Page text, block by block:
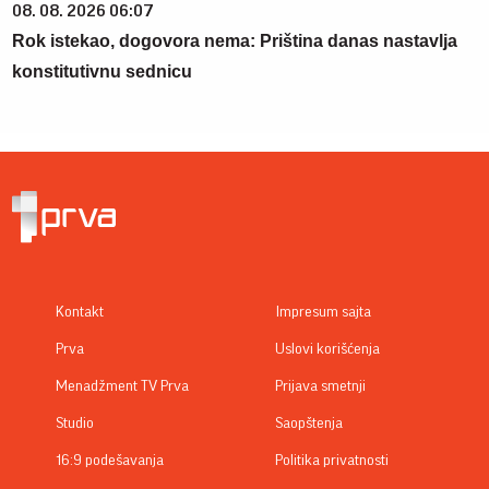
08. 08. 2026 06:07
Rok istekao, dogovora nema: Priština danas nastavlja
konstitutivnu sednicu
Kontakt
Prva
Menadžment TV Prva
Studio
16:9 podešavanja
Impresum sajta
Uslovi korišćenja
Prijava smetnji
Saopštenja
Politika privatnosti